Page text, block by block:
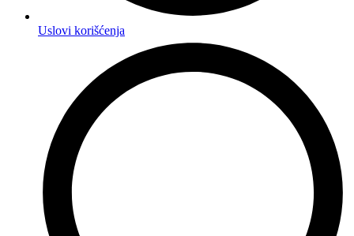
Uslovi korišćenja